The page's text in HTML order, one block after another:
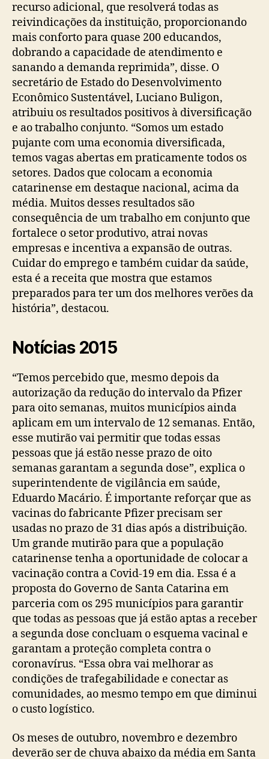
recurso adicional, que resolverá todas as
reivindicações da instituição, proporcionando
mais conforto para quase 200 educandos,
dobrando a capacidade de atendimento e
sanando a demanda reprimida”, disse. O
secretário de Estado do Desenvolvimento
Econômico Sustentável, Luciano Buligon,
atribuiu os resultados positivos à diversificação
e ao trabalho conjunto. “Somos um estado
pujante com uma economia diversificada,
temos vagas abertas em praticamente todos os
setores. Dados que colocam a economia
catarinense em destaque nacional, acima da
média. Muitos desses resultados são
consequência de um trabalho em conjunto que
fortalece o setor produtivo, atrai novas
empresas e incentiva a expansão de outras.
Cuidar do emprego e também cuidar da saúde,
esta é a receita que mostra que estamos
preparados para ter um dos melhores verões da
história”, destacou.
Notícias 2015
“Temos percebido que, mesmo depois da
autorização da redução do intervalo da Pfizer
para oito semanas, muitos municípios ainda
aplicam em um intervalo de 12 semanas. Então,
esse mutirão vai permitir que todas essas
pessoas que já estão nesse prazo de oito
semanas garantam a segunda dose”, explica o
superintendente de vigilância em saúde,
Eduardo Macário. É importante reforçar que as
vacinas do fabricante Pfizer precisam ser
usadas no prazo de 31 dias após a distribuição.
Um grande mutirão para que a população
catarinense tenha a oportunidade de colocar a
vacinação contra a Covid-19 em dia. Essa é a
proposta do Governo de Santa Catarina em
parceria com os 295 municípios para garantir
que todas as pessoas que já estão aptas a receber
a segunda dose concluam o esquema vacinal e
garantam a proteção completa contra o
coronavírus. “Essa obra vai melhorar as
condições de trafegabilidade e conectar as
comunidades, ao mesmo tempo em que diminui
o custo logístico.
Os meses de outubro, novembro e dezembro
deverão ser de chuva abaixo da média em Santa